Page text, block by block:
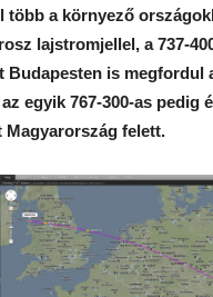
több a környező
lajstromjellel, a 737-
Budapesten is megfordul
egyik 767-300-as pedig
Magyarország felett.